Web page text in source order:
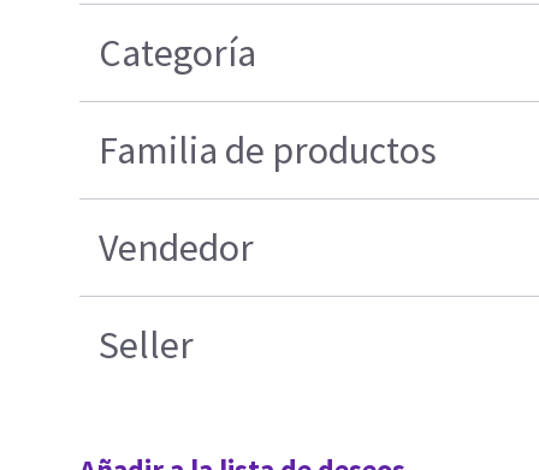
Categoría
Familia de productos
Vendedor
Seller